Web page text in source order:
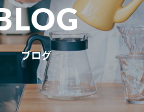
ブログ